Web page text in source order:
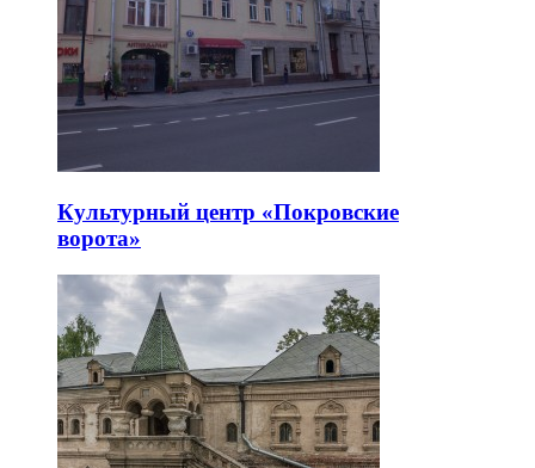
Культурный центр «Покровские
ворота»